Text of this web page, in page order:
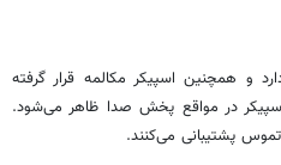
دارد و همچنین اسپیکر مکالمه قرار گرفته
در مواقع پخش صدا ظاهر می‌شود.
پشتیبانی می‌کنند.